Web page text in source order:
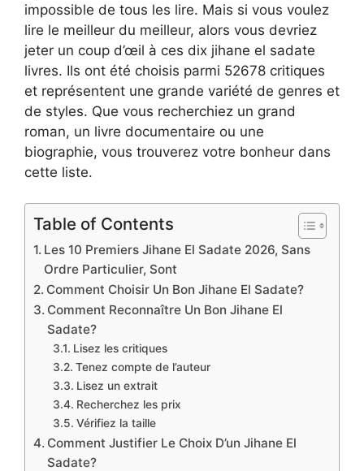
impossible de tous les lire. Mais si vous voulez
lire le meilleur du meilleur, alors vous devriez
jeter un coup d’œil à ces dix jihane el sadate
livres. Ils ont été choisis parmi 52678 critiques
et représentent une grande variété de genres et
de styles. Que vous recherchiez un grand
roman, un livre documentaire ou une
biographie, vous trouverez votre bonheur dans
cette liste.
Table of Contents
Les 10 Premiers Jihane El Sadate 2026, Sans
Ordre Particulier, Sont
Comment Choisir Un Bon Jihane El Sadate?
Comment Reconnaître Un Bon Jihane El
Sadate?
Lisez les critiques
Tenez compte de l’auteur
Lisez un extrait
Recherchez les prix
Vérifiez la taille
Comment Justifier Le Choix D’un Jihane El
Sadate?